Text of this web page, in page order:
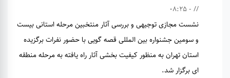
// - 08:25
نشست مجازی توجیهی و بررسی آثار منتخبین مرحله استانی بیست
و سومین جشنواره بین المللی قصه گویی با حضور نفرات برگزیده
استان تهران به منظور کیفیت بخشی آثار راه یافته به مرحله منطقه
ای برگزار شد.